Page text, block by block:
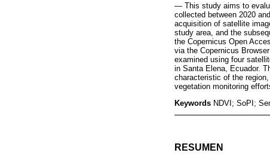
— This study aims to
collected between 2020
acquisition of satellite
study area, and the
the Copernicus Open
via the Copernicus
examined using four
in Santa Elena, Ecuador.
characteristic of the
vegetation monitoring
Keywords NDVI; SoPI;
RESUMEN